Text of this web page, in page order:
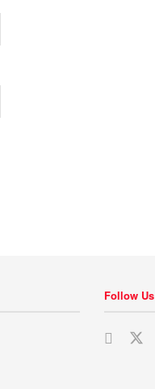
Follow Us